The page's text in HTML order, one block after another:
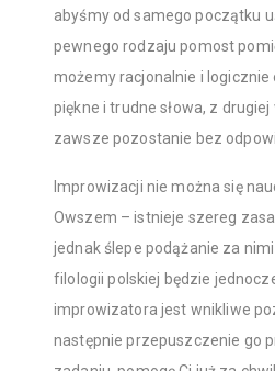
abyśmy od samego początku
pewnego rodzaju pomost
możemy racjonalnie i
piękne i trudne słowa, z
zawsze pozostanie bez
Improwizacji nie można się
Owszem – istnieje szereg
jednak ślepe podążanie za
filologii polskiej będzie
improwizatora jest wnikliwe
następnie przepuszczenie go